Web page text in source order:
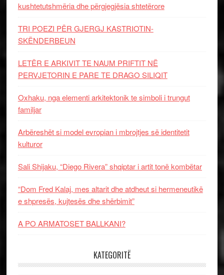
kushtetutshmëria dhe përgjegjësia shtetërore
TRI POEZI PËR GJERGJ KASTRIOTIN-
SKËNDERBEUN
LETËR E ARKIVIT TE NAUM PRIFTIT NË
PERVJETORIN E PARE TE DRAGO SILIQIT
Oxhaku, nga elementi arkitektonik te simboli i trungut
familjar
Arbëreshët si model evropian i mbrojtjes së identitetit
kulturor
Sali Shijaku, “Diego Rivera” shqiptar i artit tonë kombëtar
“Dom Fred Kalaj, mes altarit dhe atdheut si hermeneutikë
e shpresës, kujtesës dhe shërbimit”
A PO ARMATOSET BALLKANI?
KATEGORITË